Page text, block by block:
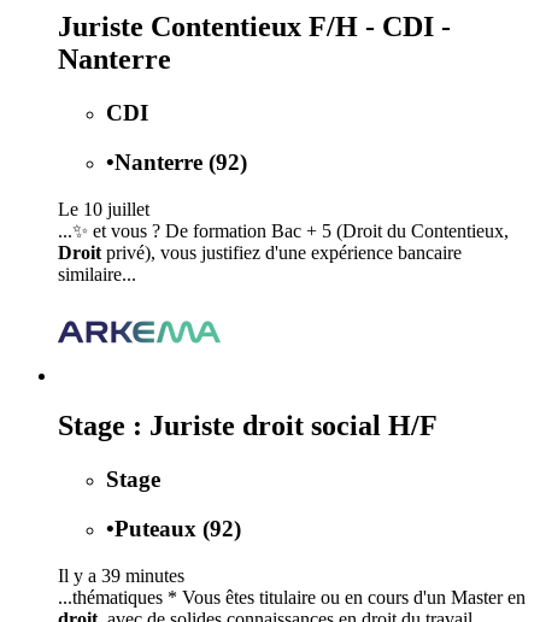
Juriste Contentieux F/H - CDI -
Nanterre
CDI
•Nanterre (92)
Le 10 juillet
...✨ et vous ? De formation Bac + 5 (Droit du Contentieux,
Droit privé), vous justifiez d'une expérience bancaire
similaire...
Stage : Juriste droit social H/F
Stage
•Puteaux (92)
Il y a 39 minutes
...thématiques * Vous êtes titulaire ou en cours d'un Master en